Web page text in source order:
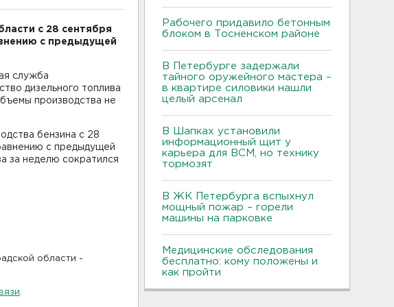
с 28 сентября
с предыдущей
служба
дизельного топлива
производства не
бензина с 28
с предыдущей
за неделю сократился
области -
Рабочего придавило бетонным
блоком в Тосненском районе
В Петербурге задержали
тайного оружейного мастера –
в квартире силовики нашли
целый арсенал
В Шапках установили
информационный щит у
карьера для ВСМ, но технику
тормозят
В ЖК Петербурга вспыхнул
мощный пожар – горели
машины на парковке
Медицинские обследования
бесплатно: кому положены и
как пройти